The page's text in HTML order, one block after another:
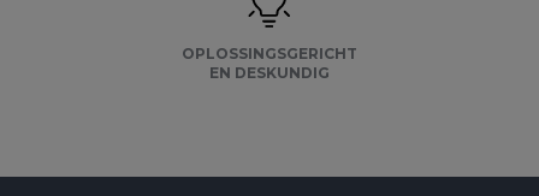
OPLOSSINGSGERICHT
EN DESKUNDIG